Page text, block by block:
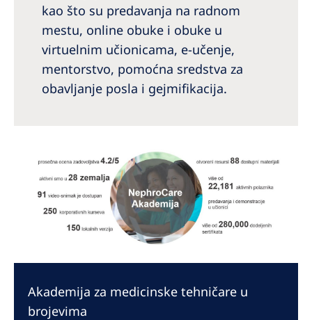
kao što su predavanja na radnom
mestu, online obuke i obuke u
virtuelnim učionicama, e-učenje,
mentorstvo, pomoćna sredstva za
obavljanje posla i gejmifikacija.
Akademija za medicinske tehničare u
brojevima